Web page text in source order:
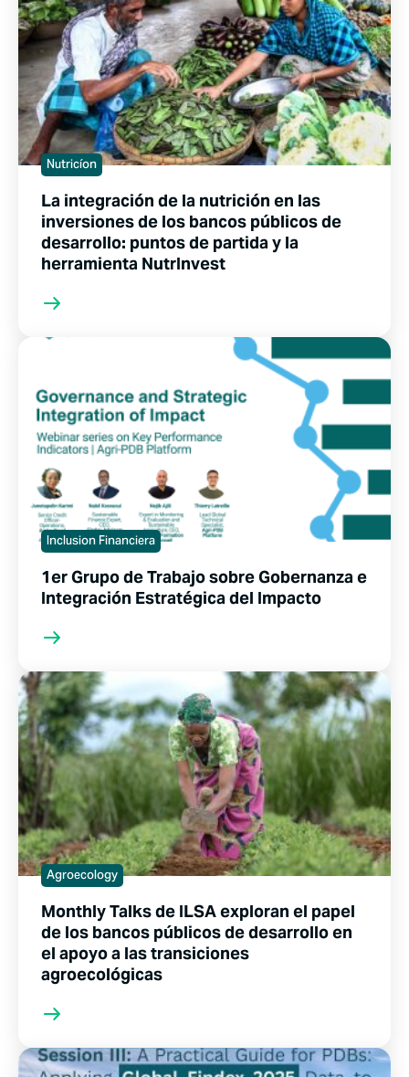
Nutricíon
La integración de la nutrición en las
inversiones de los bancos públicos de
desarrollo: puntos de partida y la
herramienta NutrInvest
Inclusion Financiera
1er Grupo de Trabajo sobre Gobernanza e
Integración Estratégica del Impacto
Agroecology
Monthly Talks de ILSA exploran el papel
de los bancos públicos de desarrollo en
el apoyo a las transiciones
agroecológicas